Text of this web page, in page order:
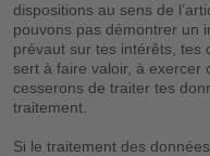
dispositions au sens de
pouvons pas démontrer un
prévaut sur tes intérêts, tes
sert à faire valoir, à exercer
cesserons de traiter tes
traitement.
Si le traitement des